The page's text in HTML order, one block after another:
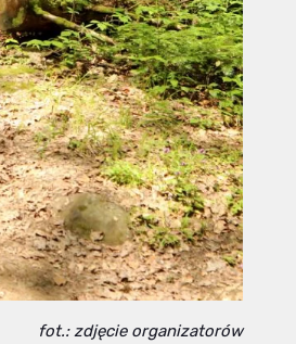
fot.: zdjęcie organizatorów